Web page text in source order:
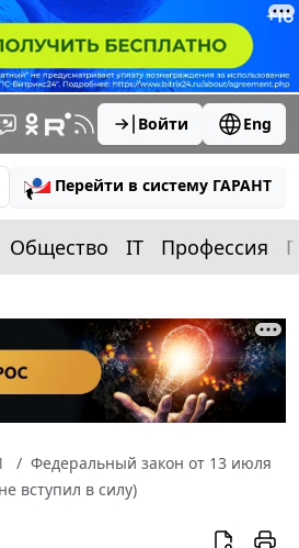
Войти Eng
Перейти в систему ГАРАНТ
Общество IT Профессия
Федеральный закон от 13 июля
вступил в силу)